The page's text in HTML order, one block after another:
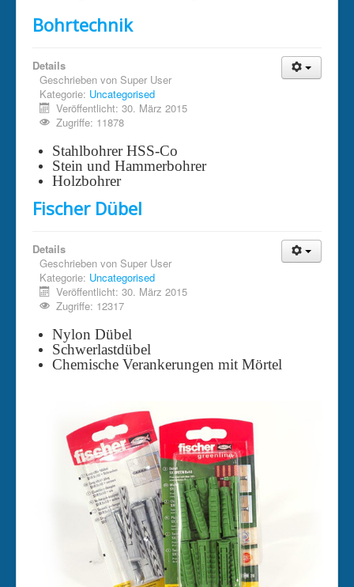
Bohrtechnik
Details
Geschrieben von Super User
Kategorie: Uncategorised
Veröffentlicht: 30. März 2015
Zugriffe: 11878
Stahlbohrer HSS-Co
Stein und Hammerbohrer
Holzbohrer
Fischer Dübel
Details
Geschrieben von Super User
Kategorie: Uncategorised
Veröffentlicht: 30. März 2015
Zugriffe: 12317
Nylon Dübel
Schwerlastdübel
Chemische Verankerungen mit Mörtel